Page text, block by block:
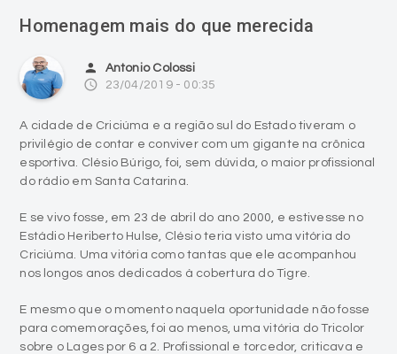
Homenagem mais do que merecida
person Antonio Colossi
access_time 23/04/2019 - 00:35
A cidade de Criciúma e a região sul do Estado tiveram o
privilégio de contar e conviver com um gigante na crônica
esportiva. Clésio Búrigo, foi, sem dúvida, o maior profissional
do rádio em Santa Catarina.
E se vivo fosse, em 23 de abril do ano 2000, e estivesse no
Estádio Heriberto Hulse, Clésio teria visto uma vitória do
Criciúma. Uma vitória como tantas que ele acompanhou
nos longos anos dedicados à cobertura do Tigre.
E mesmo que o momento naquela oportunidade não fosse
para comemorações, foi ao menos, uma vitória do Tricolor
sobre o Lages por 6 a 2. Profissional e torcedor, criticava e